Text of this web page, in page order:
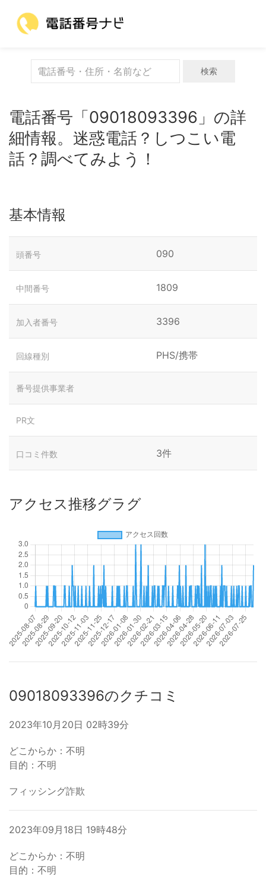
検索
電話番号「09018093396」の詳
細情報。迷惑電話？しつこい電
話？調べてみよう！
基本情報
頭番号 090
中間番号 1809
加入者番号 3396
回線種別 PHS/携帯
番号提供事業者
PR文
口コミ件数 3件
アクセス推移グラグ
09018093396のクチコミ
2023年10月20日 02時39分
どこからか：不明
目的：不明
フィッシング詐欺
2023年09月18日 19時48分
どこからか：不明
目的：不明